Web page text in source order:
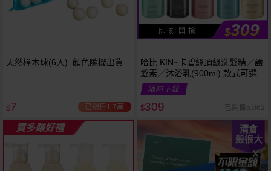
天然樟木球(6入) 顏色隨機出貨
$7 已銷售1.7萬
即 刻 開 搶 $309
哈比 KIN~卡碧絲頂級洗髮精／護
髮素／沐浴乳(900ml) 款式可選
限時下殺
$309 已銷售5,062
買多賺好禮
清倉
殺很大